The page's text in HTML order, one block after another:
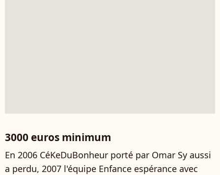
3000 euros minimum
En 2006 CéKeDuBonheur porté par Omar Sy aussi
a perdu, 2007 l'équipe Enfance espérance avec